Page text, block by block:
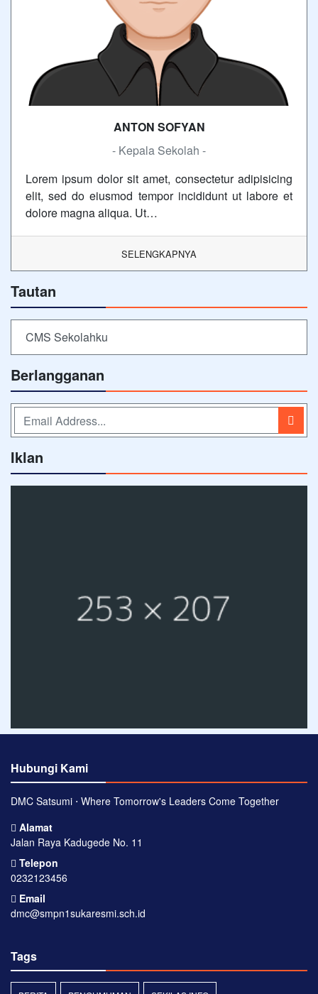
ANTON SOFYAN
- Kepala Sekolah -
Lorem ipsum dolor sit amet, consectetur adipisicing
elit, sed do eiusmod tempor incididunt ut labore et
dolore magna aliqua. Ut…
SELENGKAPNYA
Tautan
CMS Sekolahku
Berlangganan
Iklan
Hubungi Kami
DMC Satsumi ⋅ Where Tomorrow's Leaders Come Together
Alamat
Jalan Raya Kadugede No. 11
Telepon
0232123456
Email
dmc@smpn1sukaresmi.sch.id
Tags